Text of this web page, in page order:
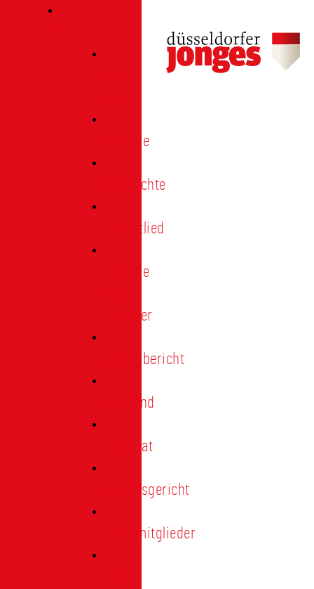
Termine
Geschichte
Heimatlied
Freunde
Förderer
Jahresbericht
Vorstand
Ehrenrat
Schiedsgericht
Ehrenmitglieder